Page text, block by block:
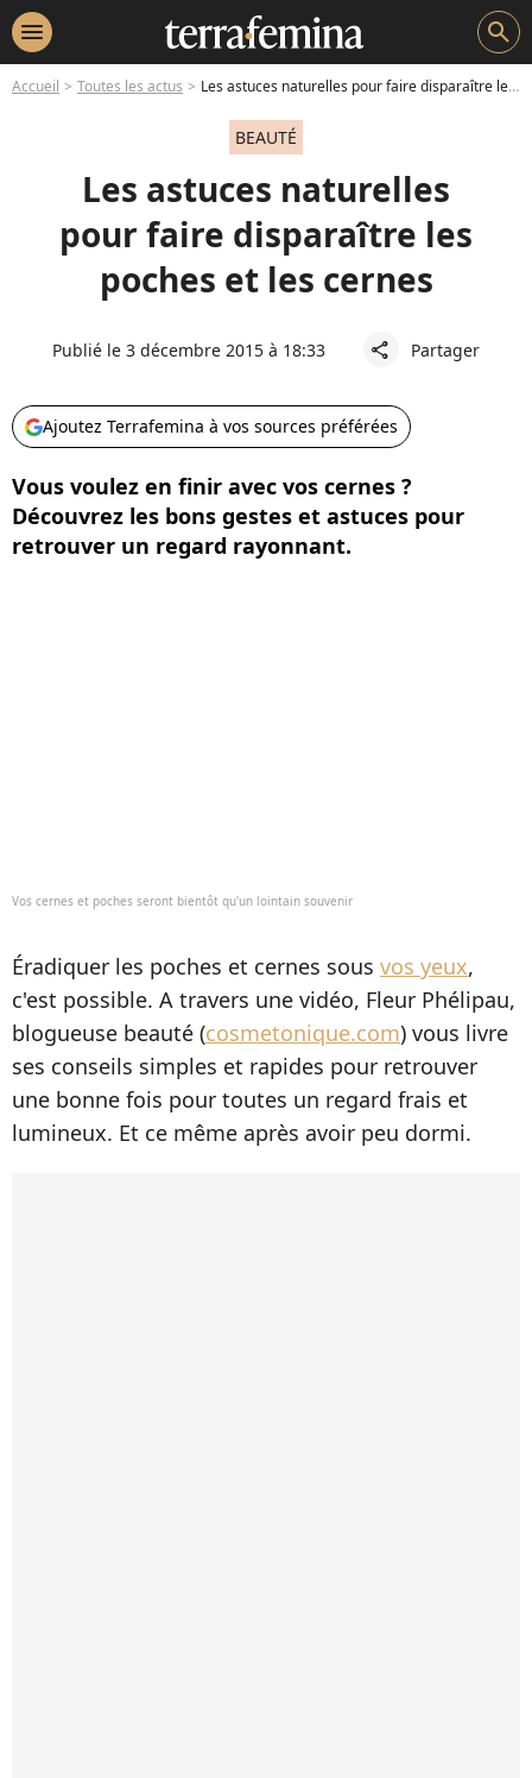
menu search
Accueil Toutes les actus Les astuces naturelles pour faire disparaître les poches et les cernes
BEAUTÉ
Les astuces naturelles
pour faire disparaître les
poches et les cernes
Publié le 3 décembre 2015 à 18:33 share Partager
Ajoutez Terrafemina à vos sources préférées
Vous voulez en finir avec vos cernes ?
Découvrez les bons gestes et astuces pour
retrouver un regard rayonnant.
Vos cernes et poches seront bientôt qu'un lointain souvenir
Éradiquer les poches et cernes sous vos yeux,
c'est possible. A travers une vidéo, Fleur Phélipau,
blogueuse beauté (cosmetonique.com) vous livre
ses conseils simples et rapides pour retrouver
une bonne fois pour toutes un regard frais et
lumineux. Et ce même après avoir peu dormi.